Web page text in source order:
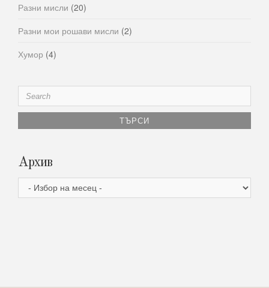
Разни мисли (20)
Разни мои рошави мисли (2)
Хумор (4)
Search
for:
Архив
Архив